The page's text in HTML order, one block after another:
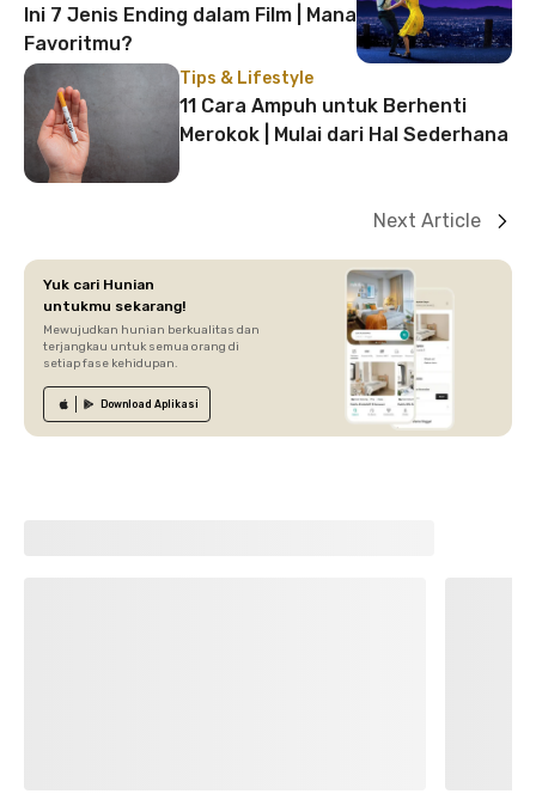
Ini 7 Jenis Ending dalam Film | Mana
Favoritmu?
Tips & Lifestyle
11 Cara Ampuh untuk Berhenti
Merokok | Mulai dari Hal Sederhana
Next Article
Yuk cari Hunian
untukmu sekarang!
Mewujudkan hunian berkualitas dan
terjangkau untuk semua orang di
setiap fase kehidupan.
Download Aplikasi